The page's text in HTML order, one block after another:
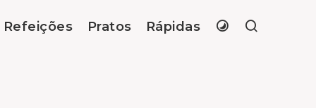
Refeições Pratos Rápidas